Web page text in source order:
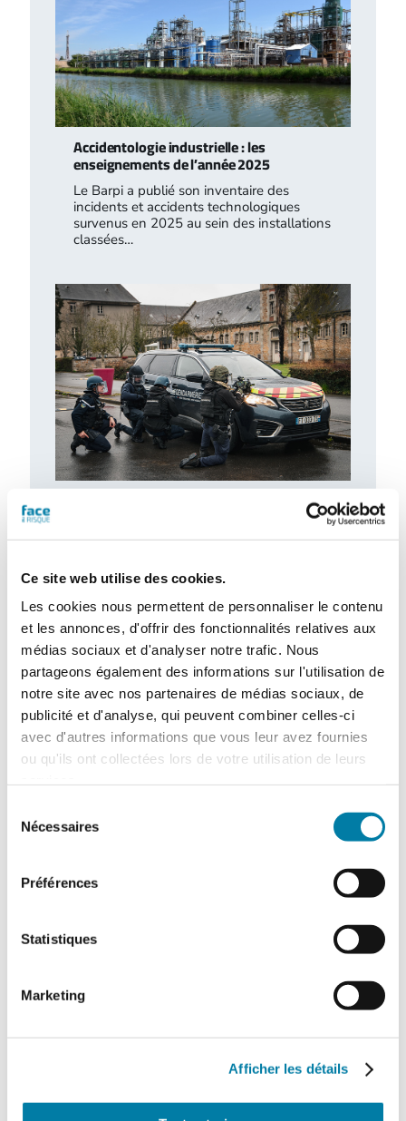
Ce site web utilise des cookies.
Les cookies nous permettent de personnaliser le contenu
et les annonces, d'offrir des fonctionnalités relatives aux
médias sociaux et d'analyser notre trafic. Nous
partageons également des informations sur l'utilisation de
notre site avec nos partenaires de médias sociaux, de
publicité et d'analyse, qui peuvent combiner celles-ci
avec d'autres informations que vous leur avez fournies
ou qu'ils ont collectées lors de votre utilisation de leurs
Nécessaires
Préférences
Statistiques
Marketing
Afficher les détails
Accidentologie industrielle : les
enseignements de l’année 2025
Le Barpi a publié son inventaire des
incidents et accidents technologiques
survenus en 2025 au sein des installations
classées…
Retour d’expérience : exercice attentat au
Le centre hospitalier de l’Estran a organisé,
terroriste de grande ampleur. Romain…
Traitement des déchets liquides en ICPE :
L'arrêté du 16 juillet 2026, relatif au